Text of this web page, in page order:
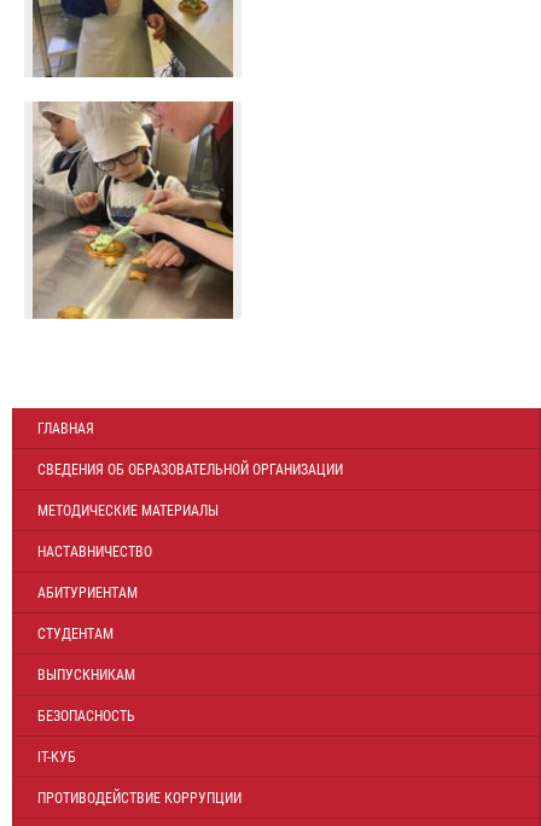
ГЛАВНАЯ
СВЕДЕНИЯ ОБ ОБРАЗОВАТЕЛЬНОЙ ОРГАНИЗАЦИИ
МЕТОДИЧЕСКИЕ МАТЕРИАЛЫ
НАСТАВНИЧЕСТВО
АБИТУРИЕНТАМ
СТУДЕНТАМ
ВЫПУСКНИКАМ
БЕЗОПАСНОСТЬ
IT-КУБ
ПРОТИВОДЕЙСТВИЕ КОРРУПЦИИ